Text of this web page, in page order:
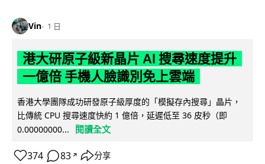
Vin 1 日
港大研原子級新晶片 AI 搜尋速度提升
一億倍 手機人臉識別免上雲端
香港大學團隊成功研發原子級厚度的「模擬存內搜尋」晶片，
比傳統 CPU 搜尋速度快約 1 億倍，延遲低至 36 皮秒（即
0.00000000...
閱讀全文
374 83 ↗ 分享